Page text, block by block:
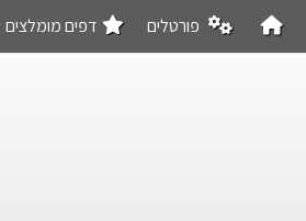
פורטלים דפים מומלצים